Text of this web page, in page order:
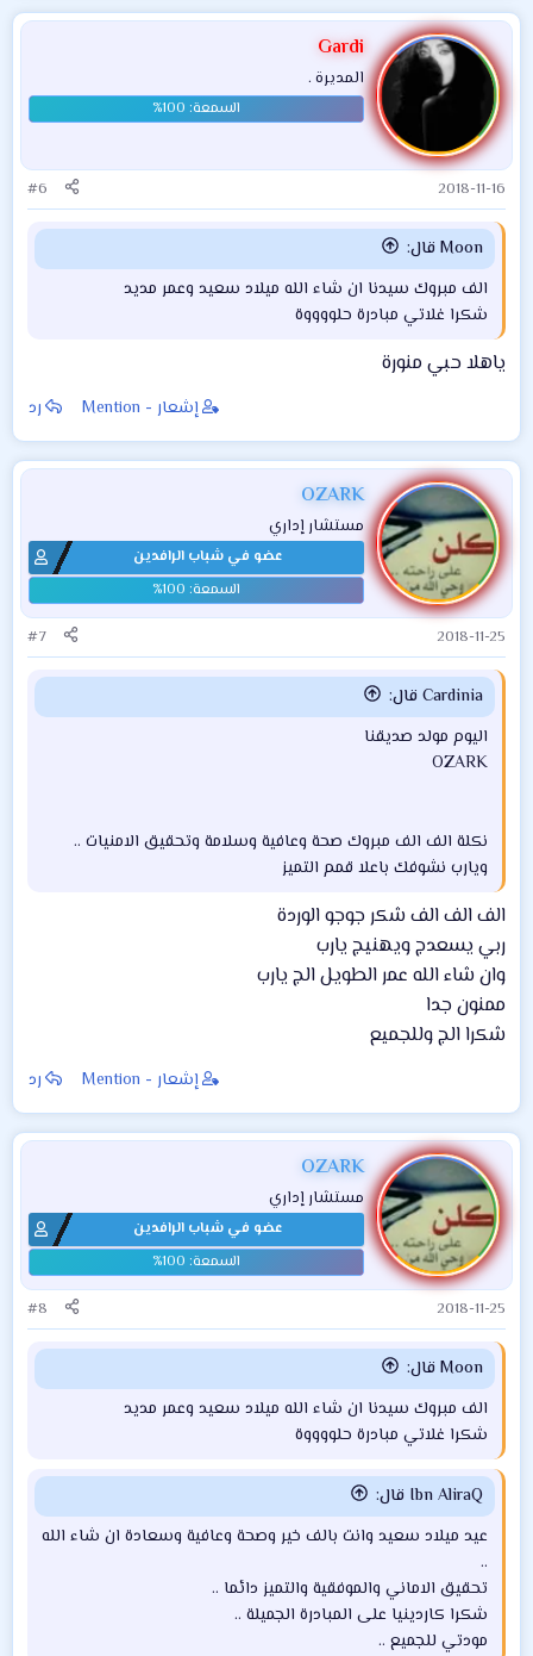
Gardi
المديرة .
2018-11-16
#6
Moon قال:
الف مبروك سيدنا ان شاء الله ميلاد سعيد وعمر مديد
شكرا غلاتي مبادرة حلووووة
ياهلا حبي منورة
إشعار - Mention رد
OZARK
مستشار إداري
عضو في شباب الرافدين
2018-11-25
#7
Cardinia قال:
اليوم مولد صديقنا
OZARK
نكلة الف الف مبروك صحة وعافية وسلامة وتحقيق الامنيات ..
ويارب نشوفك باعلا قمم التميز
الف الف الف شكر جوجو الوردة
ربي يسعدج ويهنيج يارب
وان شاء الله عمر الطويل الج يارب
ممنون جدا
شكرا الج وللجميع
إشعار - Mention رد
OZARK
مستشار إداري
عضو في شباب الرافدين
2018-11-25
#8
Moon قال:
الف مبروك سيدنا ان شاء الله ميلاد سعيد وعمر مديد
شكرا غلاتي مبادرة حلووووة
Ibn AliraQ قال:
عيد ميلاد سعيد وانت بالف خير وصحة وعافية وسعادة ان شاء الله
..​
تحقيق الاماني والموفقية والتميز دائما ..​
شكرا كاردينيا على المبادرة الجميلة ..​
مودتي للجميع ..​